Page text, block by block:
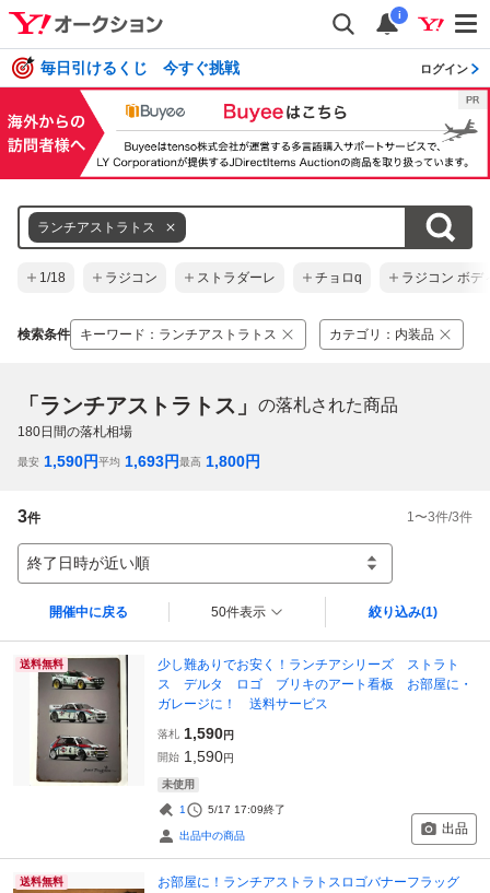
i
毎日引けるくじ 今すぐ挑戦 ログイン
ランチアストラトス
1/18 ラジコン ストラダーレ チョロq ラジコン ボデ
検索条件 キーワード ： ランチアストラトス カテゴリ ： 内装品
「ランチアストラトス」 の落札された商品
180日間の落札相場
最安 1,590円平均 1,693円最高 1,800円
3件 1 〜3件/3件
終了日時が近い順
開催中に戻る 50件表示 絞り込み(1)
送料無料
少し難ありでお安く！ランチアシリーズ ストラト
ス デルタ ロゴ ブリキのアート看板 お部屋に・
ガレージに！ 送料サービス
落札 1,590円
開始 1,590円
未使用
1 5/17 17:09終了
出品中の商品 出品
送料無料
お部屋に！ランチアストラトスロゴバナーフラッグ